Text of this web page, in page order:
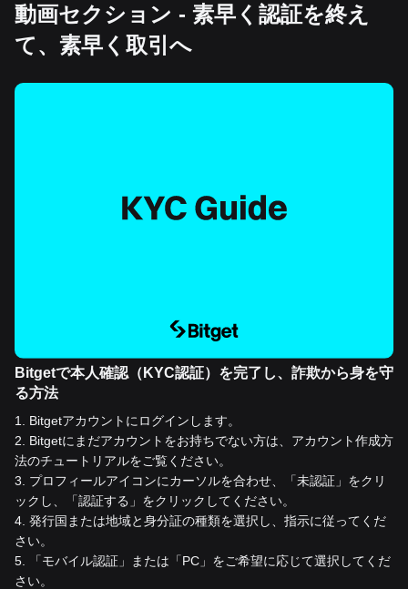
動画セクション - 素早く認証を終え
て、素早く取引へ
Bitgetで本人確認（KYC認証）を完了し、詐欺から身を守
る方法
1
Bitgetアカウントにログインします。
2
Bitgetにまだアカウントをお持ちでない方は、アカウント作成方
法のチュートリアルをご覧ください。
3
プロフィールアイコンにカーソルを合わせ、「未認証」をクリ
ックし、「認証する」をクリックしてください。
4 発行国または地域と身分証の種類を選択し、指示に従ってくだ
さい。
5
「モバイル認証」または「PC」をご希望に応じて選択してくだ
さい。